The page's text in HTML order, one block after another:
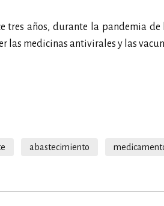
tres años, durante la pandemia
las medicinas antivirales y las
abastecimiento